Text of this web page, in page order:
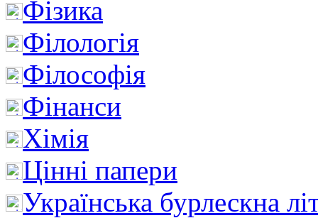
Фізика
Філологія
Філософія
Фінанси
Хімія
Цінні папери
Українська бурлескна